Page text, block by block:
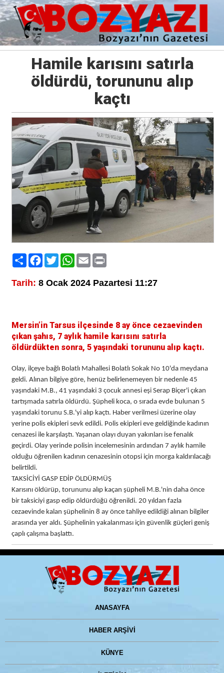
Hamile karısını satırla
öldürdü, torununu alıp
kaçtı
PaylaşFacebook
TwitterWhatsApp
EmailPrint
Tarih: 8 Ocak 2024 Pazartesi 11:27
Mersin’in Tarsus ilçesinde 8 ay önce cezaevinden
çıkan şahıs, 7 aylık hamile karısını satırla
öldürdükten sonra, 5 yaşındaki torununu alıp kaçtı.
Olay, ilçeye bağlı Bolatlı Mahallesi Bolatlı Sokak No 10'da meydana
geldi. Alınan bilgiye göre, henüz belirlenemeyen bir nedenle 45
yaşındaki M.B., 41 yaşındaki 3 çocuk annesi eşi Serap Biçer'i çıkan
tartışmada satırla öldürdü. Şüpheli koca, o sırada evde bulunan 5
yaşındaki torunu S.B.'yi alıp kaçtı. Haber verilmesi üzerine olay
yerine polis ekipleri sevk edildi. Polis ekipleri eve geldiğinde kadının
cenazesi ile karşılaştı. Yaşanan olayı duyan yakınları ise fenalık
geçirdi. Olay yerinde polisin incelemesinin ardından 7 aylık hamile
olduğu öğrenilen kadının cenazesinin otopsi için morga kaldırılacağı
belirtildi.
TAKSİCİYİ GASP EDİP ÖLDÜRMÜŞ
Karısını öldürüp, torununu alıp kaçan şüpheli M.B.'nin daha önce
bir taksiciyi gasp edip öldürdüğü öğrenildi. 20 yıldan fazla
cezaevinde kalan şüphelinin 8 ay önce tahliye edildiği alınan bilgiler
arasında yer aldı. Şüphelinin yakalanması için güvenlik güçleri geniş
çaplı çalışma başlattı.
ANASAYFA
HABER ARŞİVİ
KÜNYE